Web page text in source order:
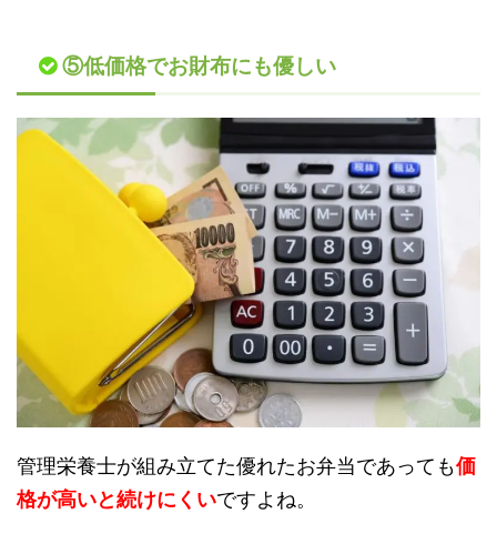
⑤低価格でお財布にも優しい
管理栄養士が組み立てた優れたお弁当であっても価
格が高いと続けにくいですよね。